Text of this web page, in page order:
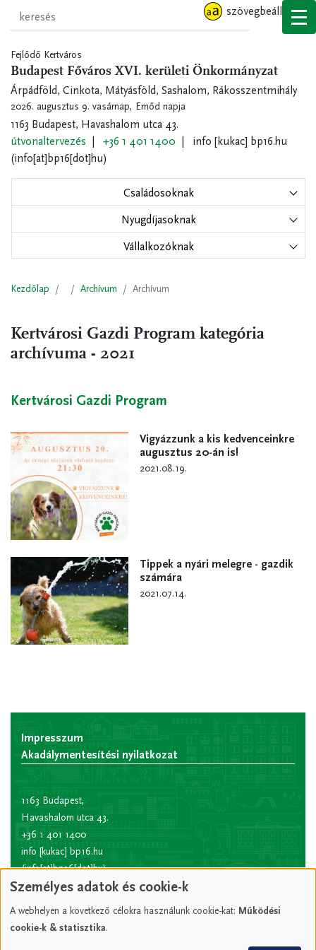
szövegbeállítások
Fejlődő Kertváros
Budapest Főváros XVI. kerületi Önkormányzat
Árpádföld, Cinkota, Mátyásföld, Sashalom, Rákosszentmihály
2026. augusztus 9. vasárnap, Emőd napja
1163 Budapest, Havashalom utca 43.
útvonaltervezés
+36 1 401 1400 info [kukac] bp16.hu
(info[at]bp16[dot]hu)
Családosoknak
Nyugdíjasoknak
Vállalkozóknak
Kezdőlap Archívum Archívum
Kertvárosi Gazdi Program kategória
archívuma - 2021
Kertvárosi Gazdi Program
Vigyázzunk a kis kedvenceinkre
augusztus 20-án is!
2021.08.19.
Tippek a nyári melegre - gazdik
számára
2021.07.14.
Impresszum
Akadálymentesítési nyilatkozat
1163 Budapest,
Havashalom utca 43.
+36 1 401 1400
info [kukac] bp16.hu
(info[at]bp16[dot]hu)
Hivatali kapu rövid
Személyes adatok és cookie-k
A webhelyen a következő célokra használunk cookie-kat: Működési
cookie-k & statisztika.